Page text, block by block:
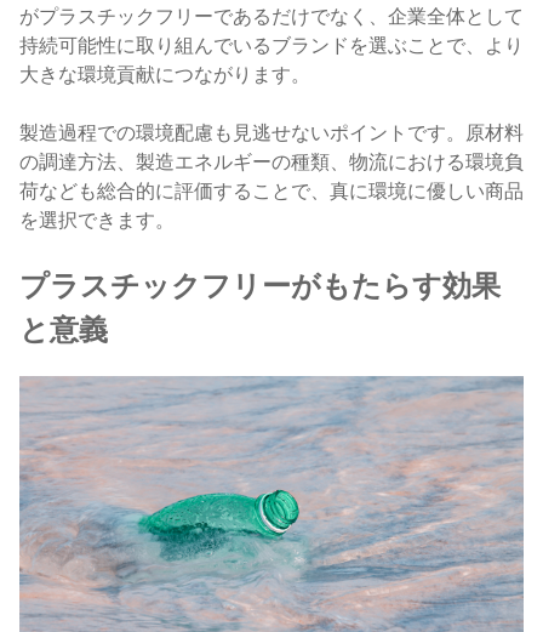
がプラスチックフリーであるだけでなく、企業全体として
持続可能性に取り組んでいるブランドを選ぶことで、より
大きな環境貢献につながります。
製造過程での環境配慮も見逃せないポイントです。原材料
の調達方法、製造エネルギーの種類、物流における環境負
荷なども総合的に評価することで、真に環境に優しい商品
を選択できます。
プラスチックフリーがもたらす効果
と意義